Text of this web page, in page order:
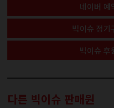
네이버 예
빅이슈 정기
빅이슈 후
다른 빅이슈 판매원